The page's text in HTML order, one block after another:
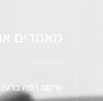
מאמרים
שיקום הפה